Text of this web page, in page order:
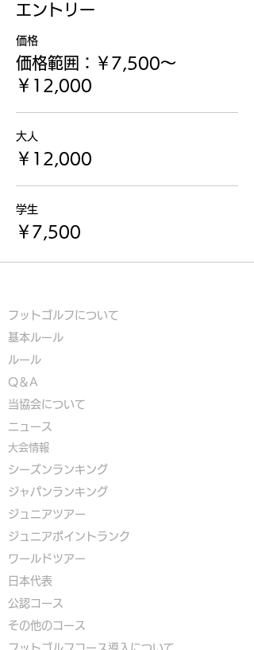
エントリー
価格
価格範囲：￥7,500〜
￥12,000
大人
￥12,000
学生
￥7,500
フットゴルフについて
基本ルール
ルール
Q＆A
​当協会について
​ニュース
大会情報
シーズンランキング
ジャパンランキング
ジュニアツアー
ジュニアポイントランク
​ワールドツアー
​​日本代表
公認コース
​その他のコース
​ フットゴルフコース導入について